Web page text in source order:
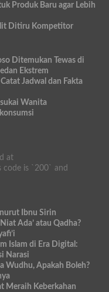
Produk Baru agar Lebih
Ditiru Kompetitor
Ditemukan Tewas di
Ekstrem
Jadwal dan Fakta
Wanita
at
is `200` and
Ibnu Sirin
Ada’ atau Qadha?
Islam di Era Digital:
Narasi
Wudhu, Apakah Boleh?
Meraih Keberkahan